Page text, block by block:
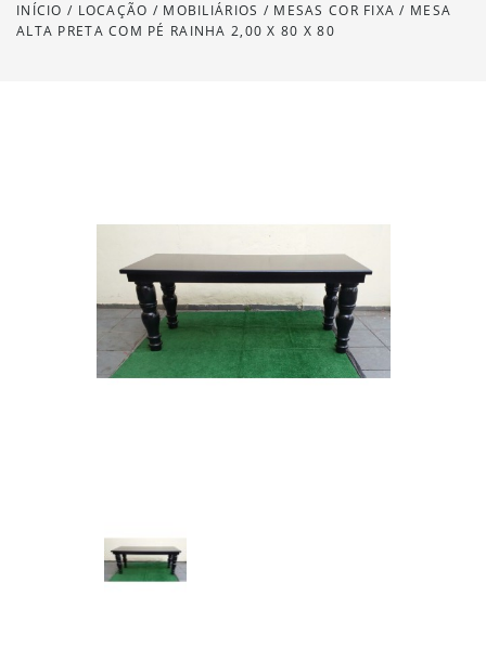
INÍCIO / LOCAÇÃO / MOBILIÁRIOS / MESAS COR FIXA / MESA
ALTA PRETA COM PÉ RAINHA 2,00 X 80 X 80